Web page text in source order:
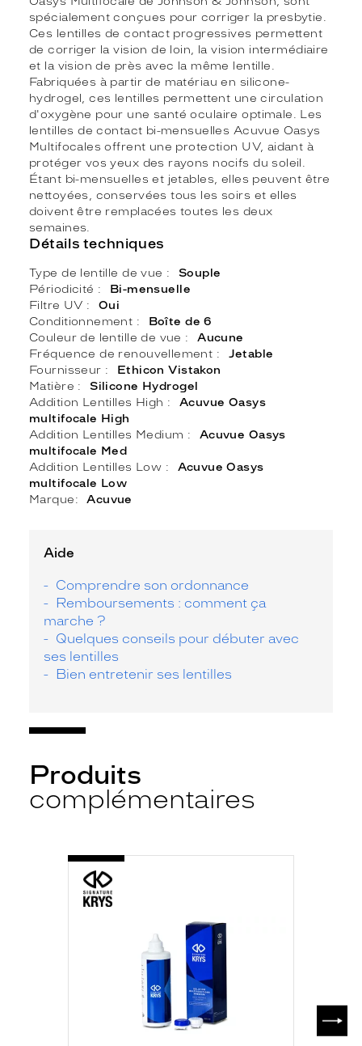
spécialement conçues pour corriger la presbytie.
Ces lentilles de contact progressives permettent
de corriger la vision de loin, la vision intermédiaire
et la vision de près avec la même lentille.
Fabriquées à partir de matériau en silicone-
hydrogel, ces lentilles permettent une circulation
d'oxygène pour une santé oculaire optimale. Les
lentilles de contact bi-mensuelles Acuvue Oasys
Multifocales offrent une protection UV, aidant à
protéger vos yeux des rayons nocifs du soleil.
Étant bi-mensuelles et jetables, elles peuvent être
nettoyées, conservées tous les soirs et elles
doivent être remplacées toutes les deux
semaines.
Détails techniques
Type de lentille de vue
Souple
Périodicité
Bi-mensuelle
Filtre UV
Oui
Conditionnement
Boîte de 6
Couleur de lentille de vue
Aucune
Fréquence de renouvellement
Jetable
Fournisseur
Ethicon Vistakon
Matière
Silicone Hydrogel
Addition Lentilles High
Acuvue Oasys
multifocale High
Addition Lentilles Medium
Acuvue Oasys
multifocale Med
Addition Lentilles Low
Acuvue Oasys
multifocale Low
Marque
Acuvue
Aide
Comprendre son ordonnance
Remboursements : comment ça
marche ?
Quelques conseils pour débuter avec
ses lentilles
Bien entretenir ses lentilles
Produits
complémentaires
-
S.K
MULTI
350ML